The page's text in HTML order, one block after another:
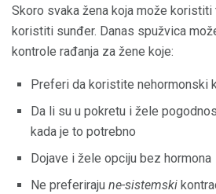
Skoro svaka žena koja može
koristiti sunđer. Danas spužvica
kontrole rađanja za žene koje:
Preferi da koristite nehormonski
Da li su u pokretu i žele
kada je to potrebno
Dojave i žele opciju bez hormona
Ne preferiraju ne-sistemski